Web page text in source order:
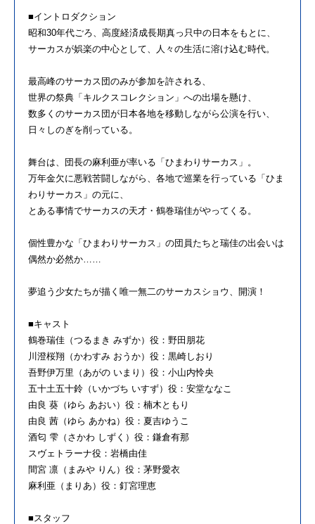
■イントロダクション
昭和30年代ごろ、高度経済成長期真っ只中の日本をもとに、
サーカスが娯楽の中心として、人々の生活に溶け込む時代。
最高峰のサーカス団のみが参加を許される、
世界の祭典「キルクスコレクション」への出場を懸け、
数多くのサーカス団が日本各地を移動しながら公演を行い、
日々しのぎを削っている。
舞台は、団長の麻利亜が率いる「ひまわりサーカス」。
万年金欠に悪戦苦闘しながら、各地で巡業を行っている「ひま
わりサーカス」の元に、
とある事情でサーカスの天才・鶴巻瑞佳がやってくる。
個性豊かな「ひまわりサーカス」の団員たちと瑞佳の出会いは
偶然か必然か……
夢追う少女たちが描く唯一無二のサーカスショウ、開演！
■キャスト
鶴巻瑞佳（つるまき みずか）役：野田朋花
川澄桜翔（かわすみ おうか）役：黒崎しおり
吾野伊万里（あがの いまり）役：小山内怜央
五十土五十鈴（いかづち いすず）役：安堂ななこ
由良 葵（ゆら あおい）役：楠木ともり
由良 茜（ゆら あかね）役：夏吉ゆうこ
酒匂 雫（さかわ しずく）役：鎌倉有那
スヴェトラーナ役：岩橋由佳
間宮 凛（まみや りん）役：茅野愛衣
麻利亜（まりあ）役：釘宮理恵
■スタッフ